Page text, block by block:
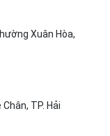
phường Thanh
Xuân Hòa,